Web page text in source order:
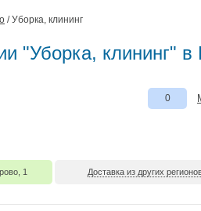
/ Уборка, клининг
"Уборка, клининг"
0
1 Доставка из других